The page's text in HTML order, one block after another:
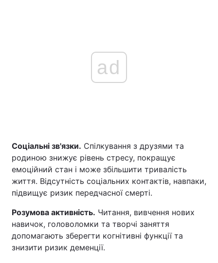
ad
Соціальні зв'язки. Спілкування з друзями та
родиною знижує рівень стресу, покращує
емоційний стан і може збільшити тривалість
життя. Відсутність соціальних контактів, навпаки,
підвищує ризик передчасної смерті.
Розумова активність. Читання, вивчення нових
навичок, головоломки та творчі заняття
допомагають зберегти когнітивні функції та
знизити ризик деменції.